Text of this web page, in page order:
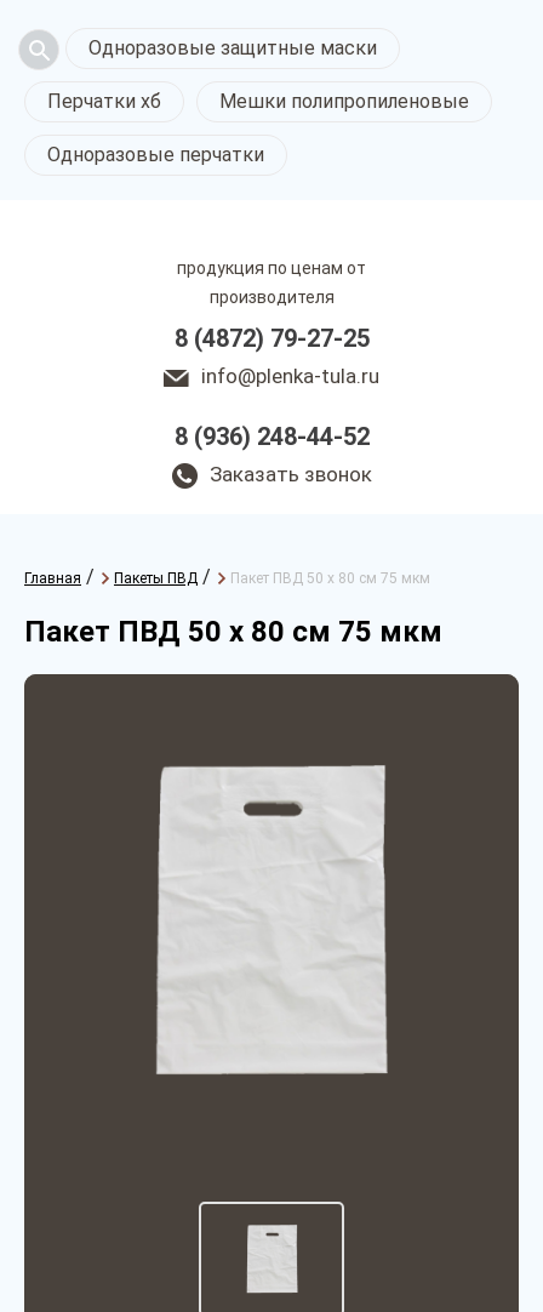
Одноразовые защитные маски
Перчатки хб Мешки полипропиленовые
Одноразовые перчатки
продукция по ценам от
производителя
8 (4872) 79-27-25
info@plenka-tula.ru
8 (936) 248-44-52
Заказать звонок
Главная / Пакеты ПВД / Пакет ПВД 50 х 80 см 75 мкм
Пакет ПВД 50 х 80 см 75 мкм